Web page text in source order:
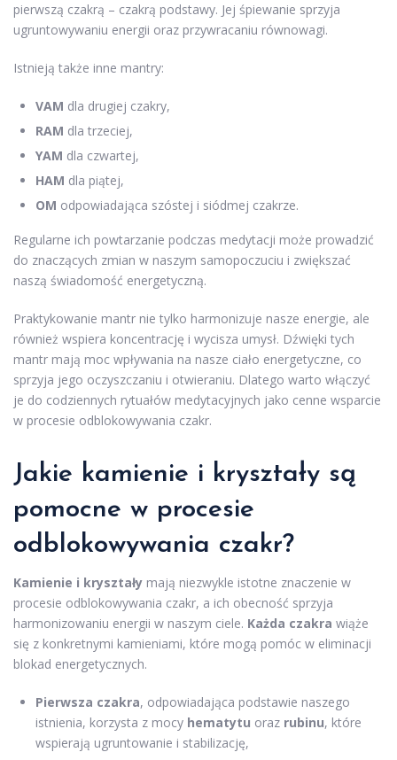
pierwszą czakrą – czakrą podstawy. Jej śpiewanie sprzyja
ugruntowywaniu energii oraz przywracaniu równowagi.
Istnieją także inne mantry:
VAM dla drugiej czakry,
RAM dla trzeciej,
YAM dla czwartej,
HAM dla piątej,
OM odpowiadająca szóstej i siódmej czakrze.
Regularne ich powtarzanie podczas medytacji może prowadzić
do znaczących zmian w naszym samopoczuciu i zwiększać
naszą świadomość energetyczną.
Praktykowanie mantr nie tylko harmonizuje nasze energie, ale
również wspiera koncentrację i wycisza umysł. Dźwięki tych
mantr mają moc wpływania na nasze ciało energetyczne, co
sprzyja jego oczyszczaniu i otwieraniu. Dlatego warto włączyć
je do codziennych rytuałów medytacyjnych jako cenne wsparcie
w procesie odblokowywania czakr.
Jakie kamienie i kryształy są
pomocne w procesie
odblokowywania czakr?
Kamienie i kryształy mają niezwykle istotne znaczenie w
procesie odblokowywania czakr, a ich obecność sprzyja
harmonizowaniu energii w naszym ciele. Każda czakra wiąże
się z konkretnymi kamieniami, które mogą pomóc w eliminacji
blokad energetycznych.
Pierwsza czakra, odpowiadająca podstawie naszego
istnienia, korzysta z mocy hematytu oraz rubinu, które
wspierają ugruntowanie i stabilizację,